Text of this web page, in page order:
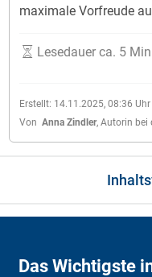
maximale Vorfreude
Erstellt: 14.11.2025, 08:36 Uhr
Von Anna Zindler, Autorin bei
Lesedauer ca. 5
Das Wichtigste